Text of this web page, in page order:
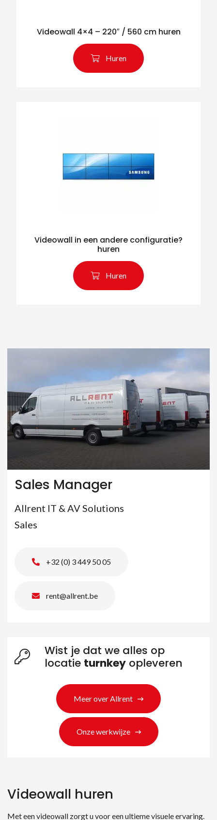
Videowall 4×4 – 220″ / 560 cm huren
Huren
Videowall in een andere configuratie?
huren
Huren
Sales Manager
Allrent IT & AV Solutions
Sales
+32 (0) 3 449 50 05
rent@allrent.be
Wist je dat we alles op
locatie turnkey opleveren
Meer over Allrent
Onze werkwijze
Videowall huren
Met een videowall zorgt u voor een ultieme visuele ervaring.
Zoeken naar producten